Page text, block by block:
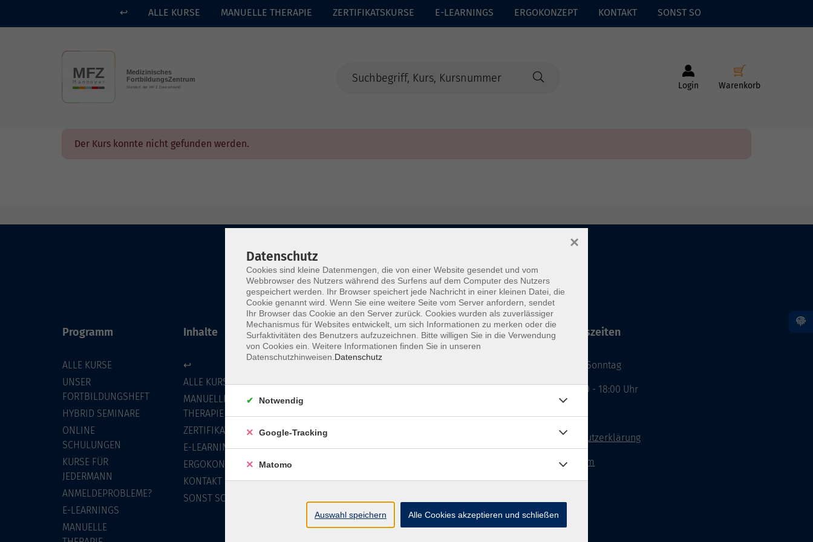
Skip to main content
↩ ALLE KURSE MANUELLE THERAPIE ZERTIFIKATSKURSE E-LEARNINGS ERGOKONZEPT KONTAKT SONST SO
Login Warenkorb
Der Kurs konnte nicht gefunden werden.
Programm
ALLE KURSE
UNSER
FORTBILDUNGSHEFT
HYBRID SEMINARE
ONLINE
SCHULUNGEN
KURSE FÜR
JEDERMANN
ANMELDEPROBLEME?
E-LEARNINGS
MANUELLE
Inhalte
↩
ALLE KURSE
MANUELLE
THERAPIE
ZERTIFIKATSKURSE
E-LEARNINGS
ERGOKONZEPT
KONTAKT
SONST SO
MFZ HANNOVER GMBH & CO KG
30519 Hannover
📞Telefon: +49 511 844 14 18
Öffnungszeiten
Montag - Sonntag
von: 08:00 - 18:00 Uhr
AGB`s
Datenschutzerklärung
Impressum
Widerruf
Datenschutz
Cookies sind kleine Datenmengen, die von einer Website gesendet und vom
Webbrowser des Nutzers während des Surfens auf dem Computer des Nutzers
gespeichert werden. Ihr Browser speichert jede Nachricht in einer kleinen Datei, die
Cookie genannt wird. Wenn Sie eine weitere Seite vom Server anfordern, sendet
Ihr Browser das Cookie an den Server zurück. Cookies wurden als zuverlässiger
Mechanismus für Websites entwickelt, um sich Informationen zu merken oder die
Surfaktivitäten des Benutzers aufzuzeichnen. Bitte willigen Sie in die Verwendung
von Cookies ein. Weitere Informationen finden Sie in unseren
Datenschutzhinweisen. Datenschutz
×
Notwendig
Google-Tracking
Matomo
Auswahl speichern Alle Cookies akzeptieren und schließen